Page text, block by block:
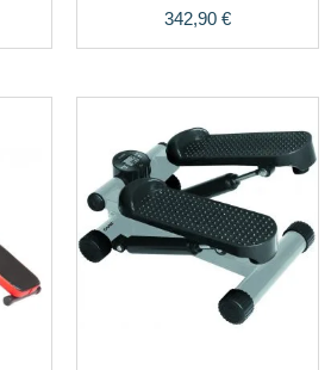
Note
4.50
sur 5
342,90 €